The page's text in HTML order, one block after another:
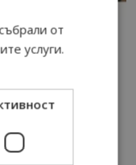
от
услуги.